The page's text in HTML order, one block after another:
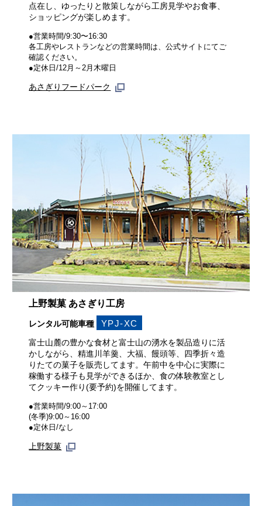
点在し、ゆったりと散策しながら工房見学やお食事、
ショッピングが楽しめます。
●営業時間/9:30〜16:30
各工房やレストランなどの営業時間は、公式サイトにてご
確認ください。
●定休日/12月～2月木曜日
あさぎりフードパーク
上野製菓 あさぎり工房
レンタル可能車種 YPJ-XC
富士山麓の豊かな食材と富士山の湧水を製品造りに活
かしながら、精進川羊羹、大福、饅頭等、四季折々造
りたての菓子を販売してます。午前中を中心に実際に
稼働する様子も見学ができるほか、食の体験教室とし
てクッキー作り(要予約)を開催してます。
●営業時間/9:00～17:00
(冬季)9:00～16:00
●定休日/なし
上野製菓